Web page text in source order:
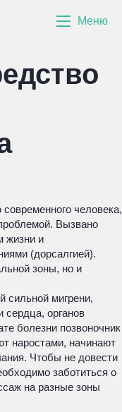
Меню
человека,
Вызвано
жизни и
(дорсалгией).
зоны, но и
сильной мигрени,
сердца, органов
болезни позвоночник
наростами, начинают
Чтобы не довести
заботиться о
на разные зоны